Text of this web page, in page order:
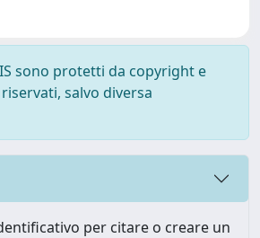
sono protetti da copyright e
salvo diversa
per citare o creare un